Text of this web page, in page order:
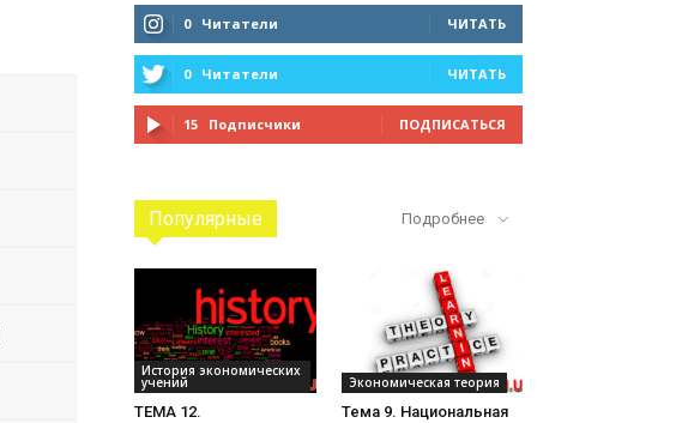
0 Читатели ЧИТАТЬ
0 Читатели ЧИТАТЬ
15 Подписчики ПОДПИСАТЬСЯ
Популярные Подробнее
История экономических
учений
ТЕМА 12.
Экономическая теория
Тема 9. Национальная